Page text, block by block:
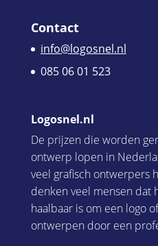
Contact
info@logosnel.nl
085 06 01 523
Logosnel.nl
De prijzen die worden
ontwerp lopen in
veel grafisch ontwerpers
denken veel mensen dat
haalbaar is om een logo
ontwerpen door een